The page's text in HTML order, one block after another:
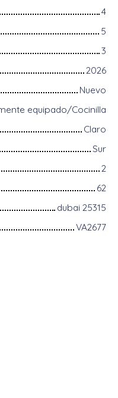
4
5
3
2026
Nuevo
equipado/Cocinilla
Claro
Sur
2
62
dubai 25315
VA2677